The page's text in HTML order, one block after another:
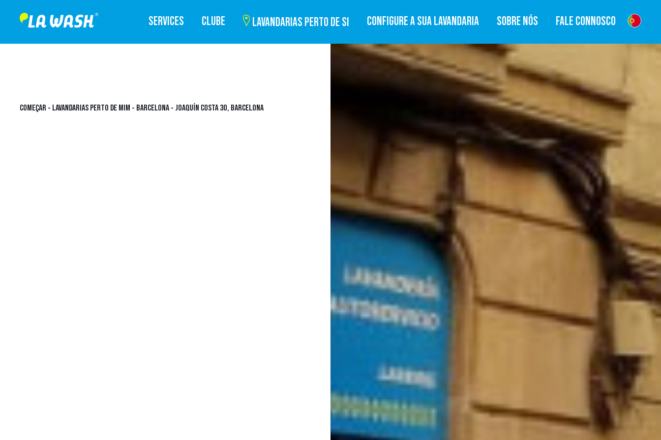
SERVICES CLUBE LAVANDARIAS PERTO DE SI CONFIGURE A SUA LAVANDARIA SOBRE NÓS FALE CONNOSCO
COMEÇAR - LAVANDARIAS PERTO DE MIM - BARCELONA - JOAQUÍN COSTA 30, BARCELONA